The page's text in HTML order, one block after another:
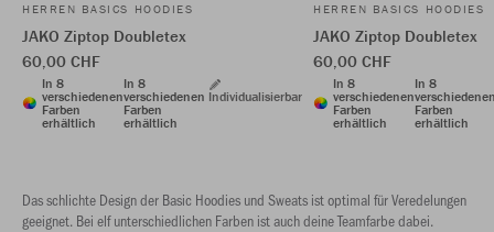
HERREN BASICS HOODIES
JAKO Ziptop Doubletex
60,00 CHF
In 8
verschiedenen
Farben
erhältlich
In 8
verschiedenen
Farben
erhältlich
Individualisierbar
HERREN BASICS HOODIES
JAKO Ziptop Doubletex
60,00 CHF
In 8
verschiedenen
Farben
erhältlich
In 8
Farben
erhältlich
Das schlichte Design der Basic Hoodies und Sweats ist optimal für Veredelungen
geeignet. Bei elf unterschiedlichen Farben ist auch deine Teamfarbe dabei.